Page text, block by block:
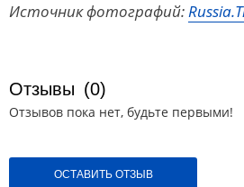
Источник фотографий:
Отзывы (0)
Отзывов пока нет, будьте первыми!
ОСТАВИТЬ ОТЗЫВ